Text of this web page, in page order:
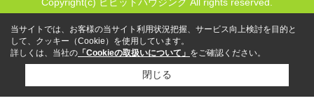
当サイトでは、お客様の当サイト利用状況把握、サービス向上検討を目的と
して、クッキー（Cookie）を使用しています。
詳しくは、当社の 「Cookieの取扱いについて」 をご確認ください。
閉じる